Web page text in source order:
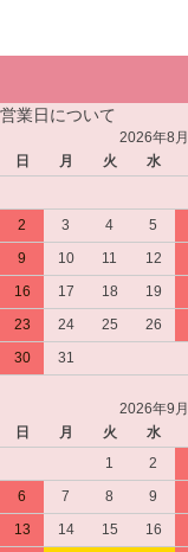
営業日について
2026年8月
日
月 火 水
2
3 4 5
9
10 11 12
16
17 18 19
23
24 25 26
30
31
2026年9月
日
月 火 水
1
2
6
7 8 9
13
14 15 16